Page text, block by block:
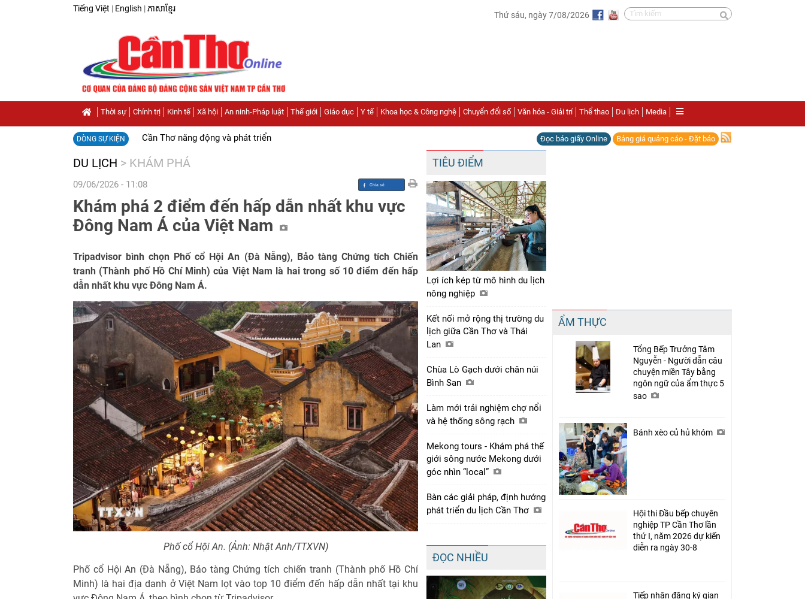
Tiếng Việt | English | ភាសាខ្មែរ
Thứ sáu, ngày 7/08/2026
Thời sự Chính trị Kinh tế Xã hội An ninh-Pháp luật Thế giới Giáo dục Y tế Khoa học & Công nghệ Chuyển đổi số Văn hóa - Giải trí Thể thao Du lịch Media
DÒNG SỰ KIỆN Cần Thơ năng động và phát triển Đọc báo giấy Online Bảng giá quảng cáo - Đặt báo
DU LỊCH > KHÁM PHÁ
09/06/2026 - 11:08
Chia sẻ
Facebook
Khám phá 2 điểm đến hấp dẫn nhất khu vực
Đông Nam Á của Việt Nam
Tripadvisor bình chọn Phố cổ Hội An (Đà Nẵng), Bảo tàng Chứng tích Chiến
tranh (Thành phố Hồ Chí Minh) của Việt Nam là hai trong số 10 điểm đến hấp
dẫn nhất khu vực Đông Nam Á.
Phố cổ Hội An. (Ảnh: Nhật Anh/TTXVN)
Phố cổ Hội An (Đà Nẵng), Bảo tàng Chứng tích chiến tranh (Thành phố Hồ Chí
Minh) là hai địa danh ở Việt Nam lọt vào top 10 điểm đến hấp dẫn nhất tại khu
TIÊU ĐIỂM
Lợi ích kép từ mô hình du lịch
nông nghiệp
Kết nối mở rộng thị trường du
lịch giữa Cần Thơ và Thái
Lan
Chùa Lò Gạch dưới chân núi
Bình San
Làm mới trải nghiệm chợ nổi
và hệ thống sông rạch
Mekong tours - Khám phá thế
giới sông nước Mekong dưới
góc nhìn “local”
Bàn các giải pháp, định hướng
phát triển du lịch Cần Thơ
ĐỌC NHIỀU
ẨM THỰC
Tổng Bếp Trưởng Tâm
Nguyễn - Người dẫn câu
chuyện miền Tây bằng
ngôn ngữ của ẩm thực 5
sao
Bánh xèo củ hủ khóm
Hội thi Đầu bếp chuyên
nghiệp TP Cần Thơ lần
thứ I, năm 2026 dự kiến
diễn ra ngày 30-8
Tiếp nhận đăng ký gian